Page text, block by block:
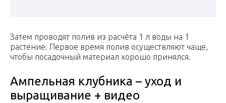
Затем проводят полив из расчёта 1 л воды на 1
растение. Первое время полив осуществляют чаще,
чтобы посадочный материал хорошо принялся.
Ампельная клубника – уход и
выращивание + видео